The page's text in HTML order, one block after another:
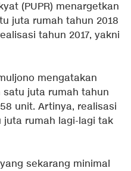
(PUPR) menargetkan
juta rumah tahun 2018
tahun 2017, yakni
mengatakan
satu juta rumah tahun
unit. Artinya, realisasi
juta rumah lagi-lagi tak
sekarang minimal